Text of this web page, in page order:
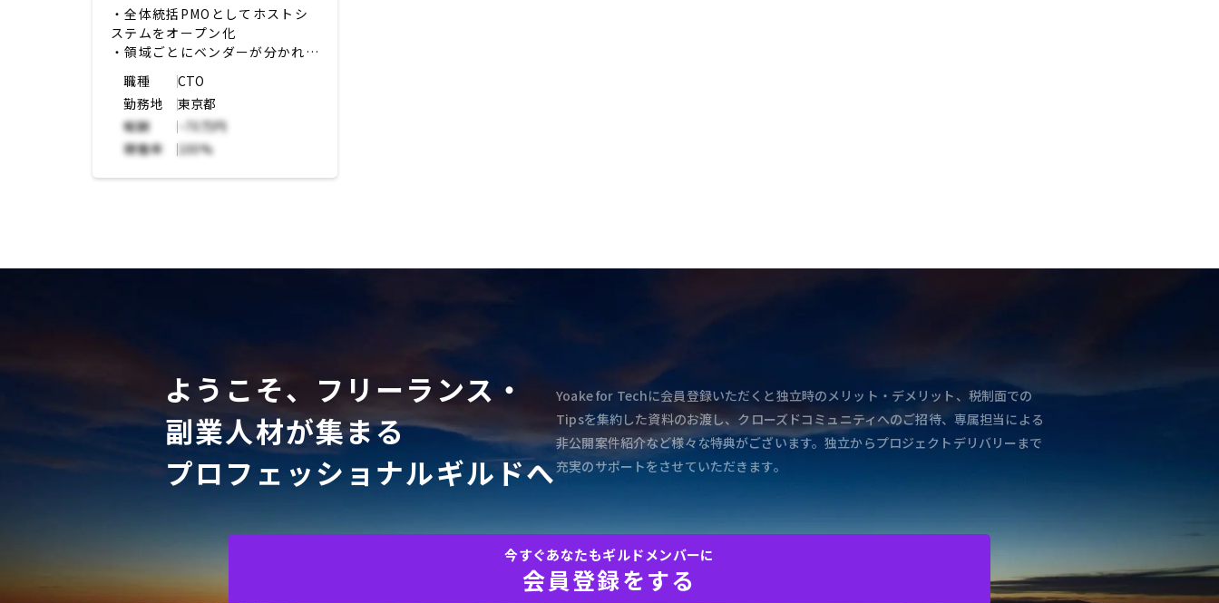
・全体統括PMOとしてホストシ
ステムをオープン化
・領域ごとにベンダーが分かれて
いるマルチベンダープロジェクト
・全体統括PMOとしてコンサル
ファームが入っている(その下に
つく)
・主にテスト管理や課題推進、全
職種
CTO
勤務地
東京都
報酬
~70万円
稼働率
100%
ようこそ、フリーランス・
副業人材が集まる
プロフェッショナルギルドへ
Yoake for Techに会員登録いただくと独立時のメリット・デメリット、税制面での
Tipsを集約した資料のお渡し、クローズドコミュニティへのご招待、専属担当による
非公開案件紹介など様々な特典がございます。独立からプロジェクトデリバリーまで
充実のサポートをさせていただきます。
今すぐあなたもギルドメンバーに
会員登録をする